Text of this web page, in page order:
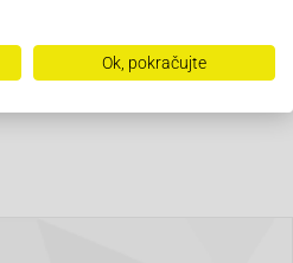
Ok, pokračujte